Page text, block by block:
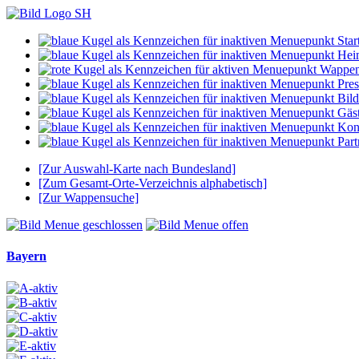
[Zur Auswahl-Karte nach Bundesland]
[Zum Gesamt-Orte-Verzeichnis alphabetisch]
[Zur Wappensuche]
Bayern